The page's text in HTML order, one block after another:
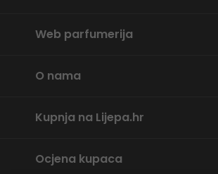
Web parfumerija
O nama
Kupnja na Lijepa.hr
Ocjena kupaca